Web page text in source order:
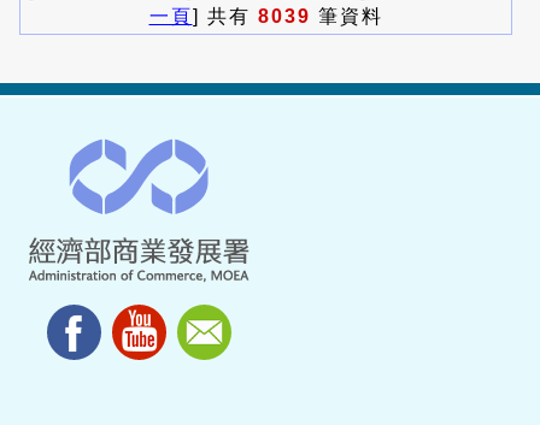
一頁] 共有 8039 筆資料